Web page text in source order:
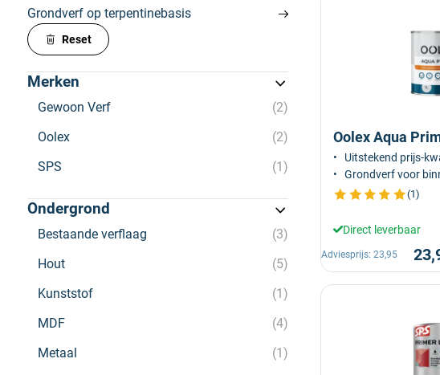
Grondverf op terpentinebasis
Reset
Merken
Gewoon Verf
2
Oolex
2
SPS
1
Ondergrond
Bestaande verflaag
3
Hout
5
Kunststof
1
MDF
4
Metaal
1
Oolex Aqua
Uitstekend prijs-
Grondverf voor
(1)
Direct leverbaar
Adviesprijs: 23,95